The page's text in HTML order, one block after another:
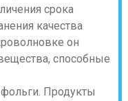
срока
качества
он
способные
Продукты